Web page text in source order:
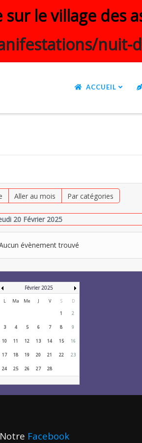
le village des
nuit-
ACCUEIL
Aller au mois Par catégories
20 Février 2025
évènement trouvé
Février 2025
L Ma Me J V S
D
1
2
3 4 5 6 7 8 9
10 11 12 13 14 15 16
17 18 19 20 21 22 23
24 25 26 27 28
Notre Facebook